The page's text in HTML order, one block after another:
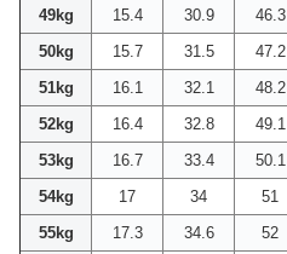
49kg
15.4 30.9 46.3
50kg
15.7 31.5 47.2
51kg
16.1 32.1 48.2
52kg
16.4 32.8 49.1
53kg
16.7 33.4 50.1
54kg
17 34 51
55kg
17.3 34.6 52